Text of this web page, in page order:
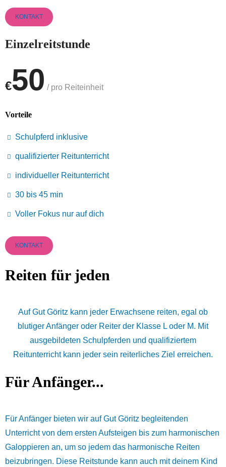
KONTAKT
Einzelreitstunde
€50 / pro Reiteinheit
Vorteile
Schulpferd inklusive
qualifizierter Reitunterricht
individueller Reitunterricht
30 bis 45 min
Voller Fokus nur auf dich
KONTAKT
Reiten für jeden
Auf Gut Göritz kann jeder Erwachsene reiten, egal ob
blutiger Anfänger oder Reiter der Klasse L oder M. Mit
ausgebildeten Schulpferden und qualifiziertem
Reitunterricht kann jeder sein reiterliches Ziel erreichen.
Für Anfänger...
Für Anfänger bieten wir auf Gut Göritz begleitenden
Unterricht von dem ersten Aufsteigen bis zum harmonischen
Galoppieren an, um so jedem das harmonische Reiten
beizubringen. Diese Reitstunde kann auch mit deinem Kind